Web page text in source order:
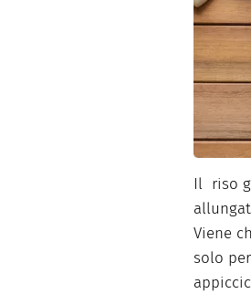
Dolci
Il riso
Viene
solo